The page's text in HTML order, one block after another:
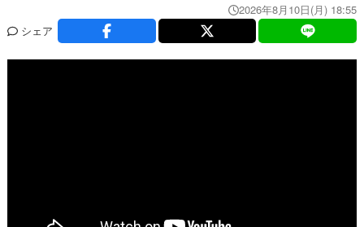
2026年8月10日(月) 18:55
シェア